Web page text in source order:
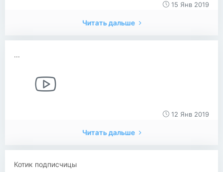
15 Янв 2019
Читать дальше
...
12 Янв 2019
Читать дальше
Котик подписчицы